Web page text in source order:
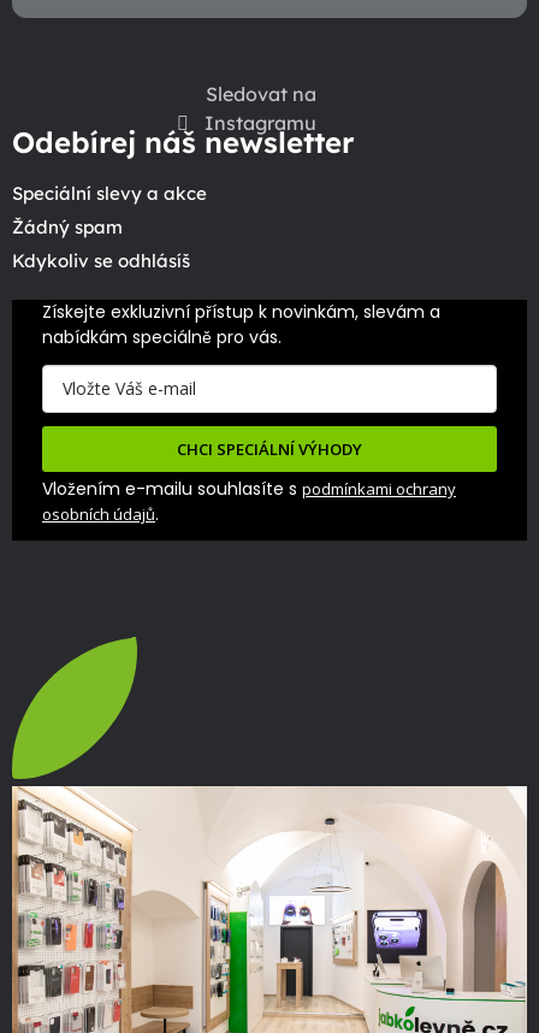
Sledovat na
Instagramu
Odebírej náš newsletter
Speciální slevy a akce
Žádný spam
Kdykoliv se odhlásíš
Získejte exkluzivní přístup k novinkám, slevám a
nabídkám speciálně pro vás.
CHCI SPECIÁLNÍ VÝHODY
Vložením e-mailu souhlasíte s podmínkami ochrany
osobních údajů.